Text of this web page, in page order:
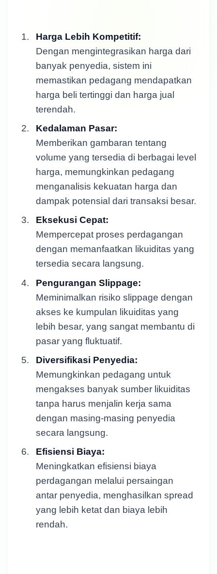
Harga Lebih Kompetitif:
Dengan mengintegrasikan harga dari
banyak penyedia, sistem ini
memastikan pedagang mendapatkan
harga beli tertinggi dan harga jual
terendah.
Kedalaman Pasar:
Memberikan gambaran tentang
volume yang tersedia di berbagai level
harga, memungkinkan pedagang
menganalisis kekuatan harga dan
dampak potensial dari transaksi besar.
Eksekusi Cepat:
Mempercepat proses perdagangan
dengan memanfaatkan likuiditas yang
tersedia secara langsung.
Pengurangan Slippage:
Meminimalkan risiko slippage dengan
akses ke kumpulan likuiditas yang
lebih besar, yang sangat membantu di
pasar yang fluktuatif.
Diversifikasi Penyedia:
Memungkinkan pedagang untuk
mengakses banyak sumber likuiditas
tanpa harus menjalin kerja sama
dengan masing-masing penyedia
secara langsung.
Efisiensi Biaya:
Meningkatkan efisiensi biaya
perdagangan melalui persaingan
antar penyedia, menghasilkan spread
yang lebih ketat dan biaya lebih
rendah.